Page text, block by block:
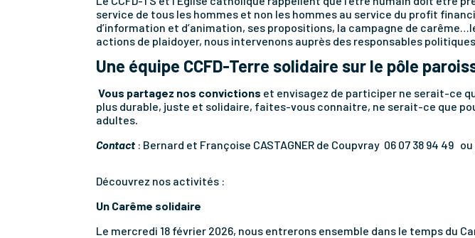
service de tous les hommes et non les hommes au service du profit
d’information et d’animation, ses propositions, la campagne de
actions de plaidoyer, nous intervenons auprès des responsables
Une équipe CCFD-Terre solidaire sur le pôle
Vous partagez nos convictions et envisagez de participer ne serait-ce
plus durable, juste et solidaire, faites-vous connaitre, ne serait-ce que
adultes
Contact : Bernard et Françoise CASTAGNER de Coupvray 06 07 38 94 49
Découvrez nos activités :
Un Carême solidaire
Le mercredi 18 février 2026, nous entrerons ensemble dans le temps du